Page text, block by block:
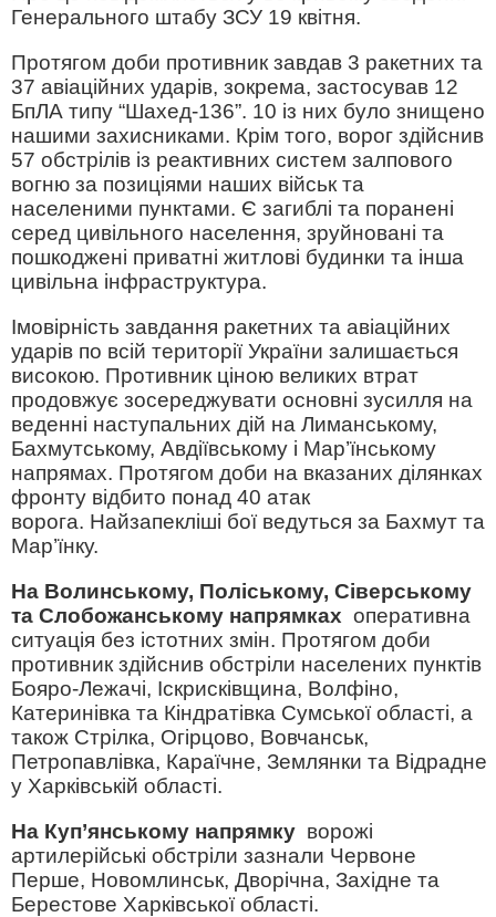
Генерального штабу ЗСУ 19 квітня.
Протягом доби противник завдав 3 ракетних та
37 авіаційних ударів, зокрема, застосував 12
БпЛА типу “Шахед-136”. 10 із них було знищено
нашими захисниками. Крім того, ворог здійснив
57 обстрілів із реактивних систем залпового
вогню за позиціями наших військ та
населеними пунктами. Є загиблі та поранені
серед цивільного населення, зруйновані та
пошкоджені приватні житлові будинки та інша
цивільна інфраструктура.
Імовірність завдання ракетних та авіаційних
ударів по всій території України залишається
високою. Противник ціною великих втрат
продовжує зосереджувати основні зусилля на
веденні наступальних дій на Лиманському,
Бахмутському, Авдіївському і Мар’їнському
напрямах. Протягом доби на вказаних ділянках
фронту відбито понад 40 атак
ворога. Найзапекліші бої ведуться за Бахмут та
Мар’їнку.
На Волинському, Поліському, Сіверському
та Слобожанському напрямках оперативна
ситуація без істотних змін. Протягом доби
противник здійснив обстріли населених пунктів
Бояро-Лежачі, Іскрисківщина, Волфіно,
Катеринівка та Кіндратівка Сумської області, а
також Стрілка, Огірцово, Вовчанськ,
Петропавлівка, Караїчне, Землянки та Відрадне
у Харківській області.
На Куп’янському напрямку ворожі
артилерійські обстріли зазнали Червоне
Перше, Новомлинськ, Дворічна, Західне та
Берестове Харківської області.